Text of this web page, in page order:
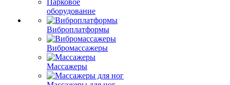
Парковое
оборудование
Виброплатформы
Вибромассажеры
Массажеры